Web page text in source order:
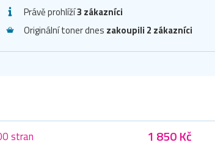
Právě prohlíží3 zákazníci
Originální toner dnes zakoupili 2 zákazníci
stran 1 850 Kč